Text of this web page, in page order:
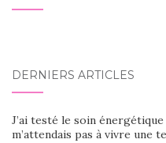
DERNIERS ARTICLES
J’ai testé le soin
m’attendais pas à vivre une